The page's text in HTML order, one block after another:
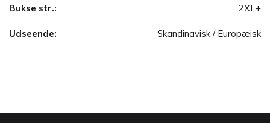
Bukse str.: 2XL+
Udseende: Skandinavisk / Europæisk